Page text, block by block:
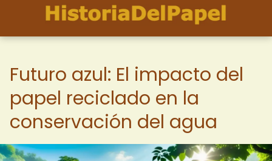
Futuro azul: El impacto del
papel reciclado en la
conservación del agua